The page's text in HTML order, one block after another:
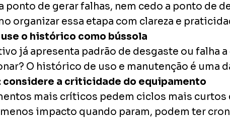
ponto de gerar falhas, nem cedo a ponto de
organizar essa etapa com clareza e
use o histórico como bússola
já apresenta padrão de desgaste ou falha
O histórico de uso e manutenção é uma
considere a criticidade do equipamento
mais críticos pedem ciclos mais
impacto quando param, podem ter